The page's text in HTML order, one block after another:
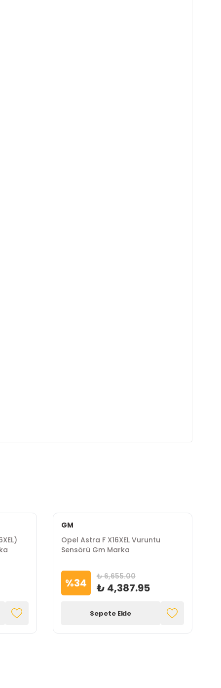
GM
Opel Astra F X16XEL Vuruntu
Sensörü Gm Marka
%34 ₺ 6,655.00
₺ 4,387.95
Sepete Ekle